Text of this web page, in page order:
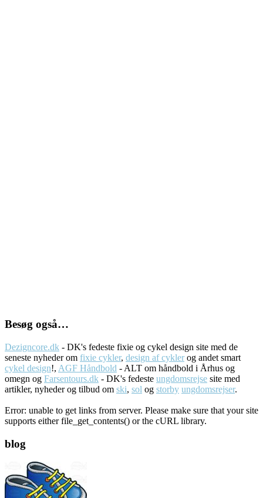
Besøg også…
Dezigncore.dk - DK's fedeste fixie og cykel design site med de
seneste nyheder om fixie cykler, design af cyklerog andet smart
cykel design!, AGF Håndbold - ALT om håndbold i Århus og
omegn og Farsentours.dk - DK's fedeste ungdomsrejse site med
artikler, nyheder og tilbud om ski, sol og storby ungdomsrejser.
Error: unable to get links from server. Please make sure that your site
supports either file_get_contents() or the cURL library.
blog